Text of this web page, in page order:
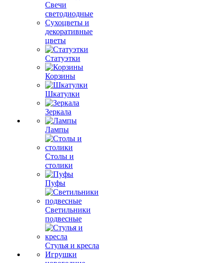
Свечи
светодиодные
Сухоцветы и
декоративные
цветы
Статуэтки
Корзины
Шкатулки
Зеркала
Лампы
Столы и
столики
Пуфы
Светильники
подвесные
Стулья и кресла
Игрушки